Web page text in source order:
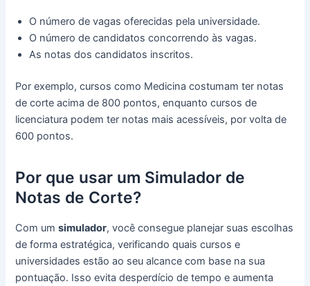
O número de vagas oferecidas pela universidade.
O número de candidatos concorrendo às vagas.
As notas dos candidatos inscritos.
Por exemplo, cursos como Medicina costumam ter notas
de corte acima de 800 pontos, enquanto cursos de
licenciatura podem ter notas mais acessíveis, por volta de
600 pontos.
Por que usar um Simulador de
Notas de Corte?
Com umsimulador, você consegue planejar suas escolhas
de forma estratégica, verificando quais cursos e
universidades estão ao seu alcance com base na sua
pontuação. Isso evita desperdício de tempo e aumenta